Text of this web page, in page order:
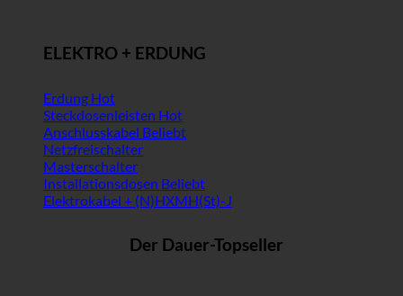
ELEKTRO + ERDUNG
Erdung
Steckdosenleisten
Anschlusskabel
Netzfreischalter
Masterschalter
Installationsdosen
Elektrokabel + (N)HXMH(St)-J
Der Dauer-Topseller